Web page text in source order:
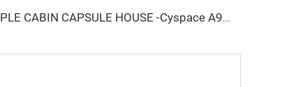
APPLE CABIN CAPSULE HOUSE -Cyspace A9シリーズ